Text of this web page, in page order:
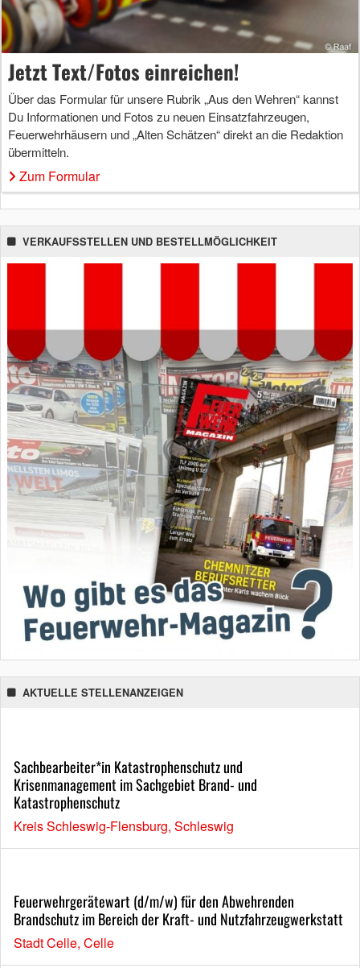
Jetzt Text/Fotos einreichen!
Über das Formular für unsere Rubrik „Aus den Wehren“ kannst
Du Informationen und Fotos zu neuen Einsatzfahrzeugen,
Feuerwehrhäusern und „Alten Schätzen“ direkt an die Redaktion
übermitteln.
Zum Formular
VERKAUFSSTELLEN UND BESTELLMÖGLICHKEIT
AKTUELLE STELLENANZEIGEN
Sachbearbeiter*in Katastrophenschutz und
Krisenmanagement im Sachgebiet Brand- und
Katastrophenschutz
Kreis Schleswig-Flensburg, Schleswig
Feuerwehrgerätewart (d/m/w) für den Abwehrenden
Brandschutz im Bereich der Kraft- und Nutzfahrzeugwerkstatt
Stadt Celle, Celle